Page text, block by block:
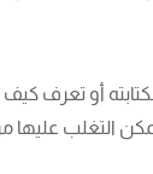
أو تعرف
التغلب عليها